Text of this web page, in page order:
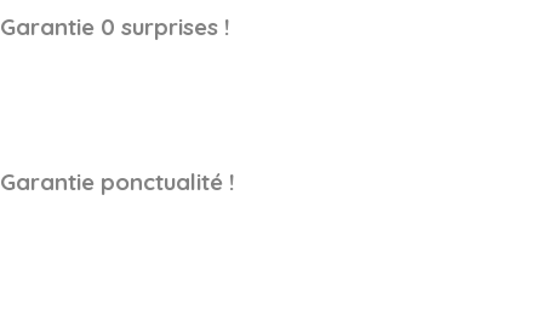
Garantie 0 surprises !
Garantie ponctualité !